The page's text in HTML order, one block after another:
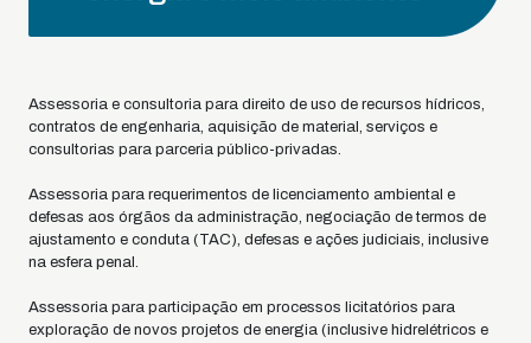
Assessoria e consultoria para direito de uso de recursos hídricos,
contratos de engenharia, aquisição de material, serviços e
consultorias para parceria público-privadas.
Assessoria para requerimentos de licenciamento ambiental e
defesas aos órgãos da administração, negociação de termos de
ajustamento e conduta (TAC), defesas e ações judiciais, inclusive
na esfera penal.
Assessoria para participação em processos licitatórios para
exploração de novos projetos de energia (inclusive hidrelétricos e